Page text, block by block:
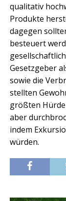
qualitativ
Produkte
dagegen
besteuert
Gesetzgeber
sowie die
stellten
größten
aber
indem
würden.